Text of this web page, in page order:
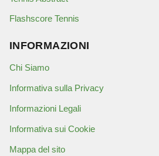
Flashscore Tennis
INFORMAZIONI
Chi Siamo
Informativa sulla Privacy
Informazioni Legali
Informativa sui Cookie
Mappa del sito